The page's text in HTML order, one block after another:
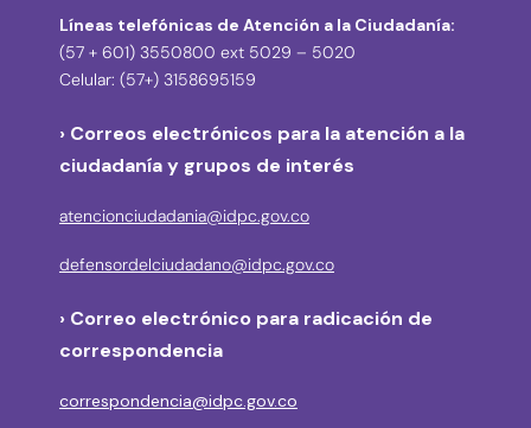
Líneas telefónicas de Atención a la Ciudadanía:
(57 + 601) 3550800 ext 5029 – 5020
Celular: (57+) 3158695159
› Correos electrónicos para la atención a la
ciudadanía y grupos de interés
atencionciudadania@idpc.gov.co
defensordelciudadano@idpc.gov.co
› Correo electrónico para radicación de
correspondencia
correspondencia@idpc.gov.co